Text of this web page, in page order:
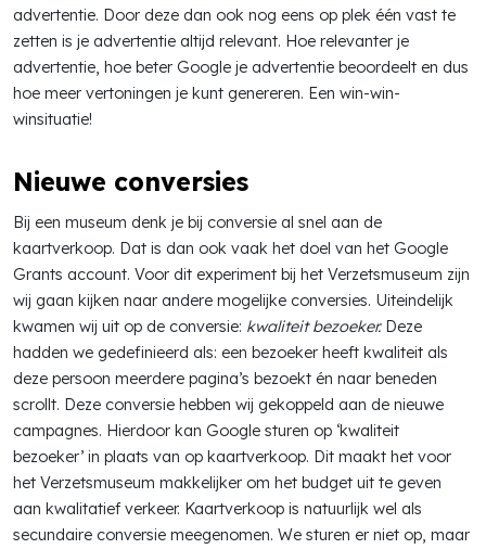
advertentie. Door deze dan ook nog eens op plek één vast te
zetten is je advertentie altijd relevant. Hoe relevanter je
advertentie, hoe beter Google je advertentie beoordeelt en dus
hoe meer vertoningen je kunt genereren. Een win-win-
winsituatie!
Nieuwe conversies
Bij een museum denk je bij conversie al snel aan de
kaartverkoop. Dat is dan ook vaak het doel van het Google
Grants account. Voor dit experiment bij het Verzetsmuseum zijn
wij gaan kijken naar andere mogelijke conversies. Uiteindelijk
kwamen wij uit op de conversie: kwaliteit bezoeker. Deze
hadden we gedefinieerd als: een bezoeker heeft kwaliteit als
deze persoon meerdere pagina’s bezoekt én naar beneden
scrollt. Deze conversie hebben wij gekoppeld aan de nieuwe
campagnes. Hierdoor kan Google sturen op ‘kwaliteit
bezoeker’ in plaats van op kaartverkoop. Dit maakt het voor
het Verzetsmuseum makkelijker om het budget uit te geven
aan kwalitatief verkeer. Kaartverkoop is natuurlijk wel als
secundaire conversie meegenomen. We sturen er niet op, maar